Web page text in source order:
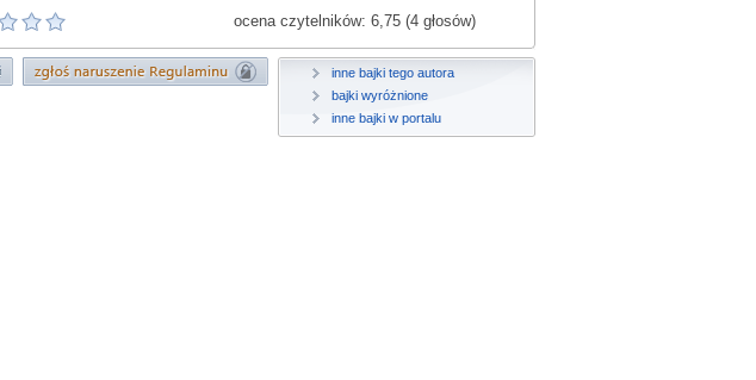
ocena czytelników: 6,75 (4 głosów)
inne bajki tego autora
bajki wyróżnione
inne bajki w portalu